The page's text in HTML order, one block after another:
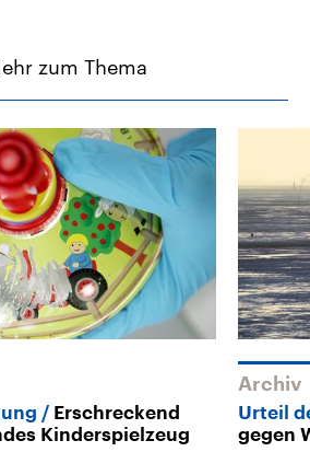
zum Thema
Erschreckend
Kinderspielzeug
Archiv
Urteil
gegen